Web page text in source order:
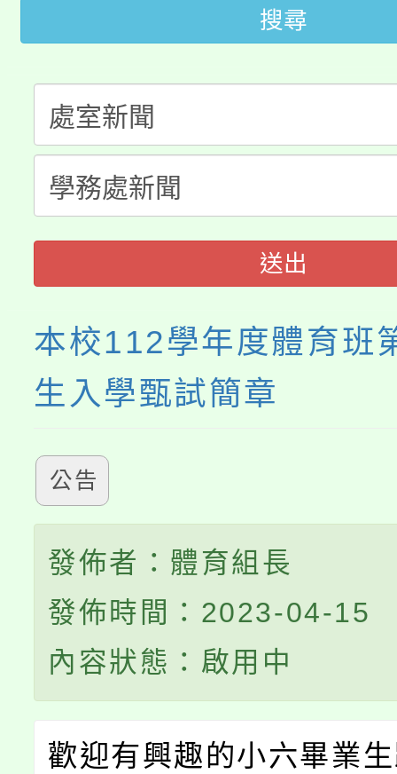
田徑場及游泳池舉行。
桃園市低收入戶享有免
半價優惠，詳情可洽有
者。
份教師增能研習
大溪自造教育及科技中
份教師研習
淨零綠生活教案入校路
會
搜尋
送出
本校112學年度體育班
生入學甄試簡章
公告
發佈者：體育組長
發佈時間：2023-04-15
內容狀態：啟用中
歡迎有興趣的小六畢業